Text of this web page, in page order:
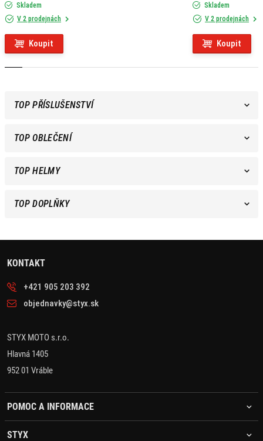
Skladem
V 2 prodejnách
Koupit
Skladem
V 2 prodejnách
Koupit
TOP PŘÍSLUŠENSTVÍ
TOP OBLEČENÍ
TOP HELMY
TOP DOPLŇKY
KONTAKT
+421 905 203 392
objednavky@styx.sk
STYX MOTO s.r.o.
Hlavná 1405
952 01 Vráble
POMOC A INFORMACE
STYX